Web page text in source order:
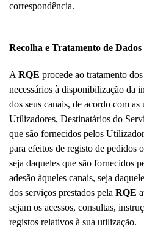
correspondência.
Recolha e Tratamento de Dados
A RQE procede ao tratamento
necessários à disponibilização da
dos seus canais, de acordo com
Utilizadores, Destinatários do
que são fornecidos pelos
para efeitos de registo de pedidos
seja daqueles que são fornecidos
adesão àqueles canais, seja
dos serviços prestados pela RQE
sejam os acessos, consultas,
registos relativos à sua utilização.